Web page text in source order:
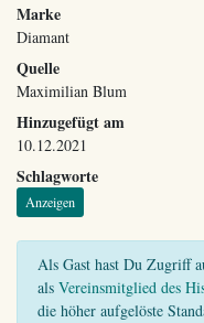
Marke
Diamant
Quelle
Maximilian Blum
Hinzugefügt am
10.12.2021
Schlagworte
Anzeigen
Als Gast hast Du Zugriff
als Vereinsmitglied des
die höher aufgelöste